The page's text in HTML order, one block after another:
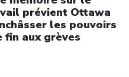
prévient Ottawa
les pouvoirs
aux grèves